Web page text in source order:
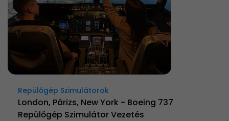
Repülőgép Szimulátorok
London, Párizs, New York - Boeing 737
Repülőgép Szimulátor Vezetés